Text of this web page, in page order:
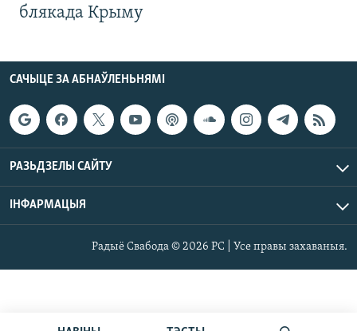
блякада Крыму
САЧЫЦЕ ЗА АБНАЎЛЕНЬНЯМІ
РАЗЬДЗЕЛЫ САЙТУ
ІНФАРМАЦЫЯ
Радыё Свабода © 2026 РС | Усе правы захаваныя.